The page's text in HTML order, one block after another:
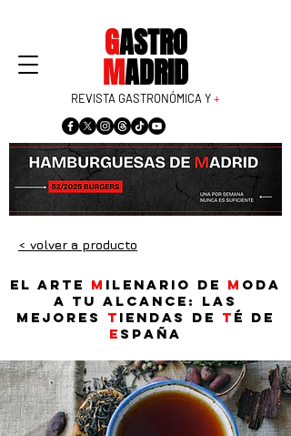
GASTRO
MADRID
REVISTA GASTRONÓMICA Y+
< volver a producto
El arte m ilenario de m oda
a tu alcance: Las
mejores t iendas de t é de
E spaña